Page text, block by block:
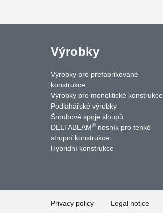
Výrobky
Výrobky pro prefabrikované
konstrukce
Výrobky pro monolitické konstrukce
Podlahářské výrobky
Šroubové spoje sloupů
DELTABEAM® nosník pro tenké
stropní konstrukce
Hybridní konstrukce
Privacy policy Legal notice